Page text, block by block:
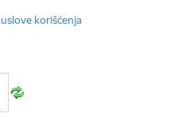
uslove korišćenja